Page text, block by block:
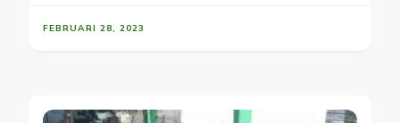
FEBRUARI 28, 2023